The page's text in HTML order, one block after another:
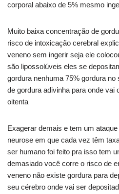
corporal abaixo de 5% mesmo
Muito baixa concentração de
risco de intoxicação cerebral
veneno sem ingerir seja ele
são lipossolúveis eles se
gordura nenhuma 75% gordura
de gordura adivinha para onde vai
oitenta
Exagerar demais e tem um
neurose em que cada vez têm
ser humano foi feito pra isso tem
demasiado você corre o risco de
veneno não existe gordura para
seu cérebro onde vai ser